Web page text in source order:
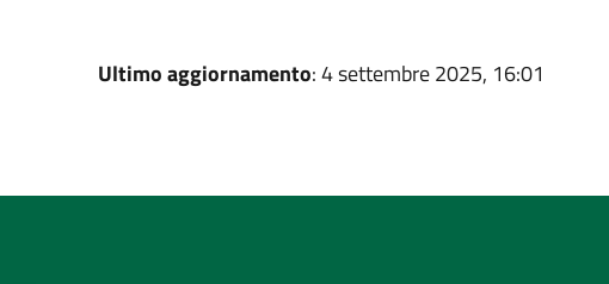
Ultimo aggiornamento: 4 settembre 2025, 16:01